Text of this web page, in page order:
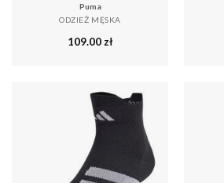
Puma
ODZIEŻ MĘSKA
109.00zł